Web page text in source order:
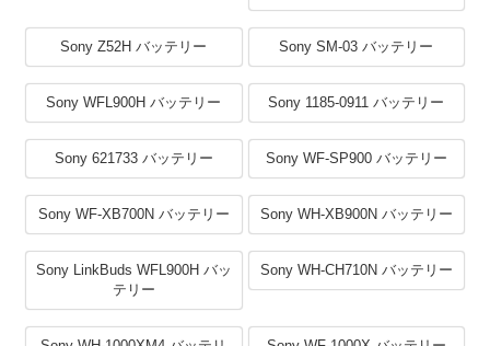
Sony Z52H バッテリー Sony SM-03 バッテリー
Sony WFL900H バッテリー Sony 1185-0911 バッテリー
Sony 621733 バッテリー Sony WF-SP900 バッテリー
Sony WF-XB700N バッテリー Sony WH-XB900N バッテリー
Sony LinkBuds WFL900H バッ
テリー
Sony WH-CH710N バッテリー